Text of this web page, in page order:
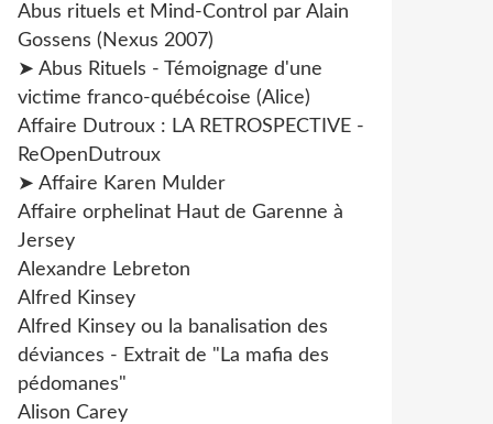
Abus rituels et Mind-Control par Alain
Gossens (Nexus 2007)
➤ Abus Rituels - Témoignage d'une
victime franco-québécoise (Alice)
Affaire Dutroux : LA RETROSPECTIVE -
ReOpenDutroux
➤ Affaire Karen Mulder
Affaire orphelinat Haut de Garenne à
Jersey
Alexandre Lebreton
Alfred Kinsey
Alfred Kinsey ou la banalisation des
déviances - Extrait de "La mafia des
pédomanes"
Alison Carey